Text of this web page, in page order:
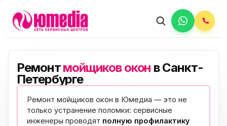
Ремонтмойщиков окон в Санкт-
Петербурге
Ремонт мойщиков окон в Юмедиа — это не
только устранение поломки: сервисные
инженеры проводят полную профилактику